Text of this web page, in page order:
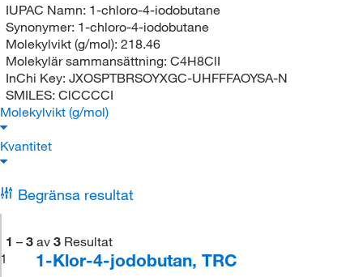
IUPAC Namn: 1-chloro-4-iodobutane
Synonymer: 1-chloro-4-iodobutane
Molekylvikt (g/mol): 218.46
Molekylär sammansättning: C4H8ClI
InChi Key: JXOSPTBRSOYXGC-UHFFFAOYSA-N
SMILES: ClCCCCI
Molekylvikt (g/mol)
Kvantitet
Begränsa resultat
1 – 3 av 3 Resultat
1
1-Klor-4-jodobutan, TRC